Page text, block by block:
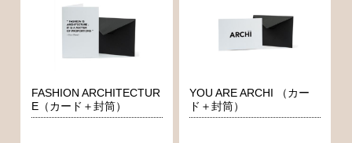
FASHION ARCHITECTUR
E（カード＋封筒）
YOU ARE ARCHI （カー
ド＋封筒）